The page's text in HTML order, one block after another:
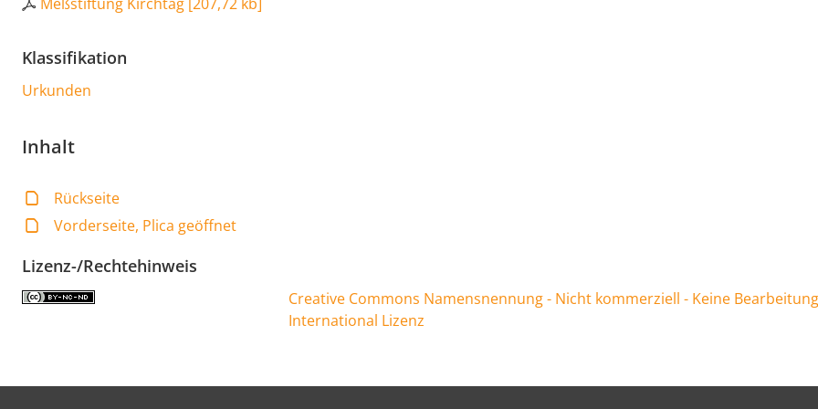
Klassifikation
Urkunden
Inhalt
Rückseite
Vorderseite, Plica geöffnet
Lizenz-/Rechtehinweis
Creative Commons Namensnennung - Nicht kommerziell - Keine
International Lizenz